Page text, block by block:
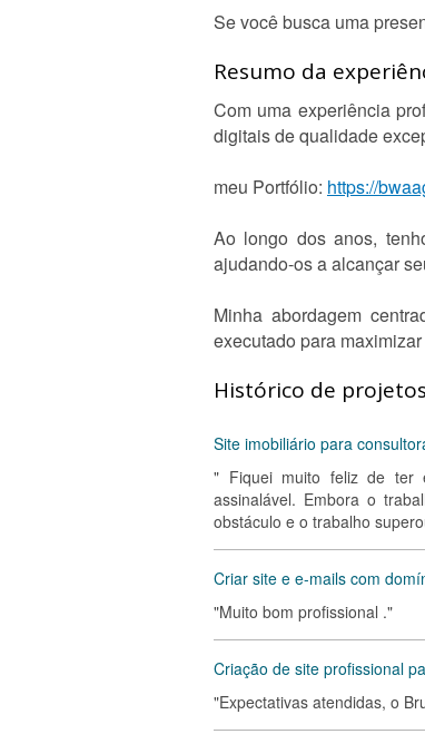
Se você busca uma
Resumo da
Com uma experiência
digitais de qualidade
meu Portfólio: https://
Ao longo dos anos,
ajudando-os a alcançar
Minha abordagem
executado para
Histórico de
Site imobiliário para
" Fiquei muito feliz de ter
assinalável. Embora o
obstáculo e o trabalho
Criar site e e-mails com
"Muito bom profissional ."
Criação de site profissional
"Expectativas atendidas, o